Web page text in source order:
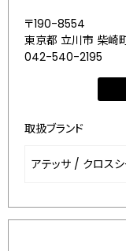
〒190-8554
東京都 立川市 柴崎
042-540-2195
取扱ブランド
アテッサ / クロス